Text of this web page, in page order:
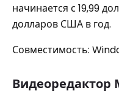
начинается с 19,99
долларов США в год.
Совместимость:
Видеоредактор